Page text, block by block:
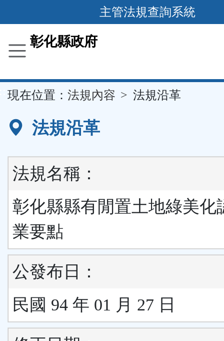
到
要
容
區
主管法規查詢系統
彰化縣政府
現在位置： 法規內容 法規沿革
法規沿革
法規名稱：
彰化縣縣有閒置土地綠美化
業要點
公發布日：
民國 94 年 01 月 27 日